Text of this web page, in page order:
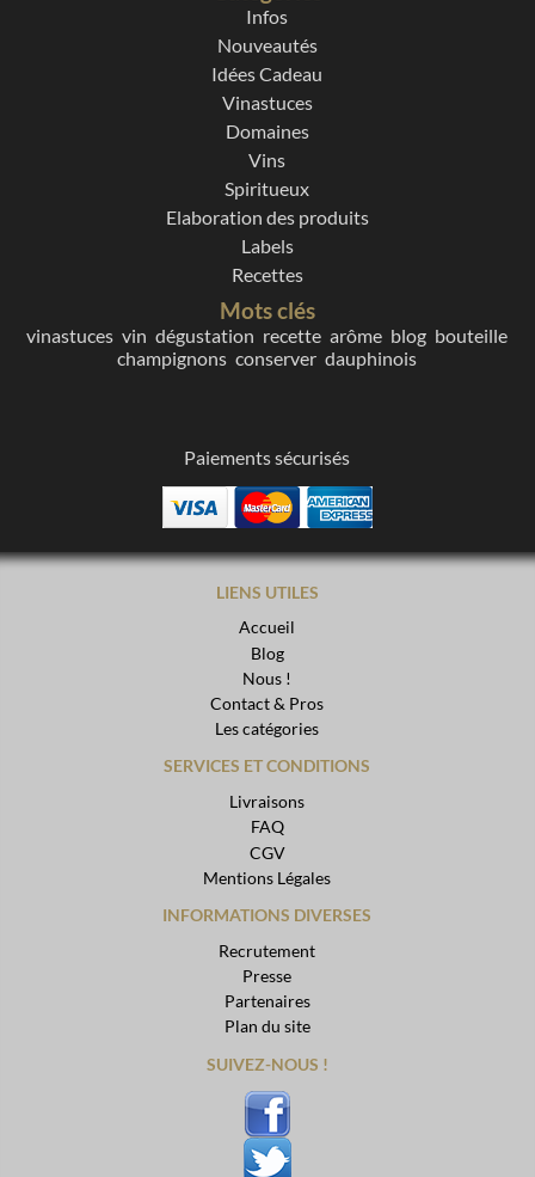
Infos
Nouveautés
Idées Cadeau
Vinastuces
Domaines
Vins
Spiritueux
Elaboration des produits
Labels
Recettes
Mots clés
vinastuces vin dégustation recette arôme blog bouteille
champignons conserver dauphinois
Paiements sécurisés
LIENS UTILES
Accueil
Blog
Nous !
Contact & Pros
Les catégories
SERVICES ET CONDITIONS
Livraisons
FAQ
CGV
Mentions Légales
INFORMATIONS DIVERSES
Recrutement
Presse
Partenaires
Plan du site
SUIVEZ-NOUS !